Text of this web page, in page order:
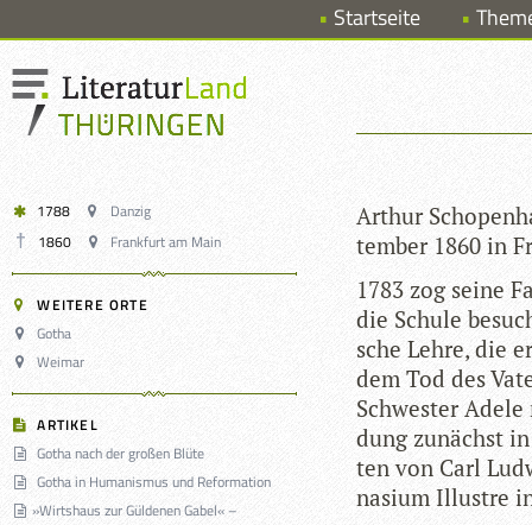
Startseite
1788
Danzig
1860
Frankfurt am Main
WEITERE ORTE
Gotha
Weimar
ARTIKEL
Gotha nach der großen Blüte
Gotha in Humanismus und Reformation
»Wirtshaus zur Güldenen Gabel« –
Arthur
tem­ber 1860 in
1783 zog seine
die Schule
sche Lehre, die
dem Tod des
Schwes­ter
dung zunächst
ten von Carl
na­sium Illus­tre